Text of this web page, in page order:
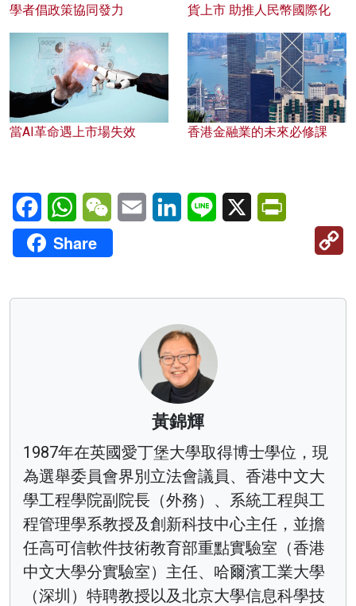
學者倡政策協同發力
貨上市 助推人民幣國際化
當AI革命遇上市場失效 香港金融業的未來必修課
FacebookWhatsAppWeChatEmail LinkedInLine X
Share
黃錦輝
1987年在英國愛丁堡大學取得博士學位，現
為選舉委員會界別立法會議員、香港中文大
學工程學院副院長（外務）、系統工程與工
程管理學系教授及創新科技中心主任，並擔
任高可信軟件技術教育部重點實驗室（香港
中文大學分實驗室）主任、哈爾濱工業大學
（深圳）特聘教授以及北京大學信息科學技